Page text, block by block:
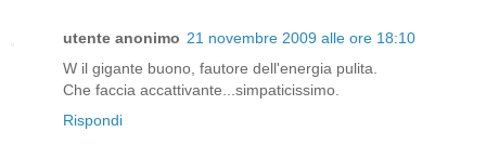
utente anonimo 21 novembre 2009 alle ore 18:10
W il gigante buono, fautore dell'energia pulita.
Che faccia accattivante...simpaticissimo.
Rispondi